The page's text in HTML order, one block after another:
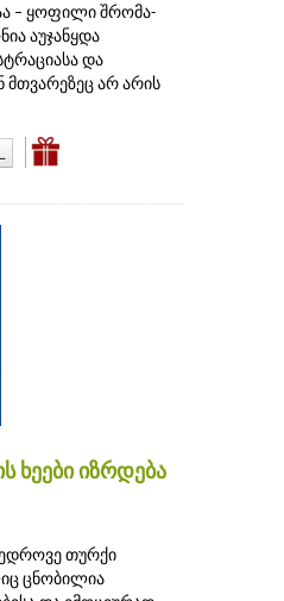
– ყოფილი შრომა-
აუჯანყდა
და
მთვარეზეც არ არის
ხეები იზრდება
თურქი
ცნობილია